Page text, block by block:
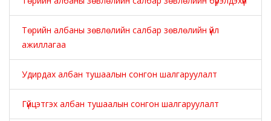
Төрийн албаны зөвлөлийн салбар зөвлөлийн үйл
ажиллагаа
Удирдах албан тушаалын сонгон шалгаруулалт
Гүйцэтгэх албан тушаалын сонгон шалгаруулалт